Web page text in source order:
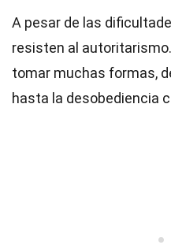
A pesar de las
resisten al
tomar muchas formas,
hasta la desobediencia